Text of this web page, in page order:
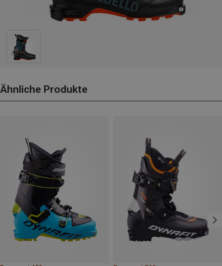
Ähnliche Produkte